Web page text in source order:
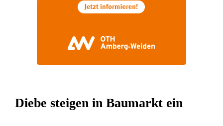
Diebe steigen in Baumarkt ein